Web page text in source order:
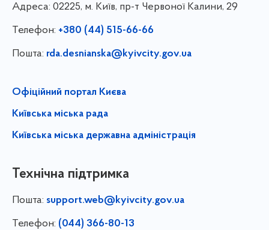
Адреса: 02225, м. Київ, пр-т Червоної Калини, 29
Телефон: +380 (44) 515-66-66
Пошта: rda.desnianska@kyivcity.gov.ua
Офіційний портал Києва
Київська міська рада
Київська міська державна адміністрація
Технічна підтримка
Пошта: support.web@kyivcity.gov.ua
Телефон: (044) 366-80-13